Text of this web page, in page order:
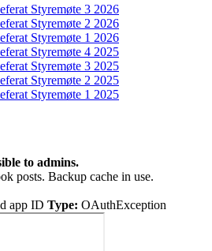
Styremøte 3 2026
Styremøte 2 2026
Styremøte 1 2026
Styremøte 4 2025
Styremøte 3 2025
Styremøte 2 2025
Styremøte 1 2025
to admins.
posts. Backup cache in use.
app ID Type: OAuthException